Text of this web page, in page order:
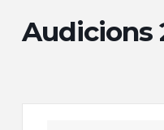
Audicions